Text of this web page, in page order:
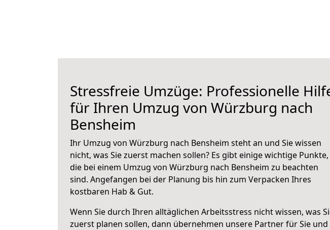
Stressfreie Umzüge: Professionelle
für Ihren Umzug von Würzburg nach
Bensheim
Ihr Umzug von Würzburg nach Bensheim steht an und Sie wissen
nicht, was Sie zuerst machen sollen? Es gibt einige wichtige Punkte,
die bei einem Umzug von Würzburg nach Bensheim zu beachten
sind. Angefangen bei der Planung bis hin zum Verpacken Ihres
kostbaren Hab & Gut.
Wenn Sie durch Ihren alltäglichen Arbeitsstress nicht wissen, was
zuerst planen sollen, dann übernehmen unsere Partner für Sie und